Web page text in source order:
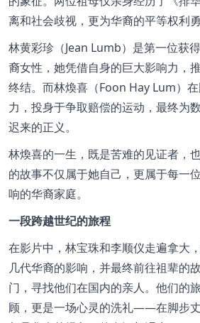
离和社会歧视，更为华裔的平等权利勇
林黄彩珍（Jean Lumb）是第一位获
裔女性，她凭借自身的巨大影响力，
终结。而林煥喜（Foon Hay Lum）
力，投身于争取赔偿的运动，最终为
迟来的正义。
林煥喜的一生，既是苦难的见证者，
的故事不仅属于她自己，更属于每一
响的华裔家庭。
一段跨越世纪的旅程
在影片中，林宝珠和李顺仪走遍拿大
几代华裔的影响，并最终前往祖辈
门，寻找他们在国内的亲人。他们的
顾，更是一场心灵的洗礼——在脚步丈